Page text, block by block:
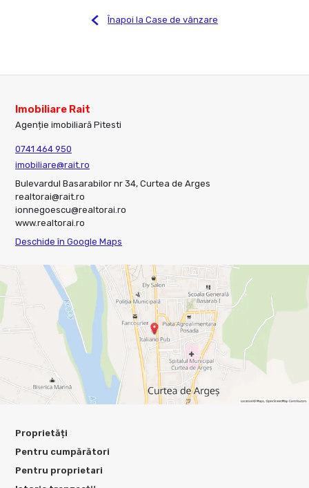
Înapoi la Case de vânzare
Imobiliare Rait
Agenție imobiliară Pitesti
0741 464 950
imobiliare@rait.ro
Bulevardul Basarabilor nr 34, Curtea de Arges
realtorai@rait.ro
ionnegoescu@realtorai.ro
www.realtorai.ro
Deschide în Google Maps
Proprietăți
Pentru cumpărători
Pentru proprietari